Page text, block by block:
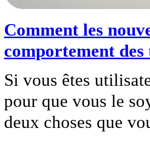
Comment les
comportement
Si vous êtes
pour que vous le
deux choses que